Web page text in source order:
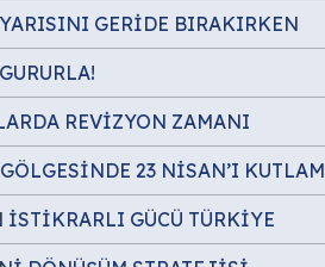
GERİDE BIRAKIRKEN
REVİZYON ZAMANI
23 NİSAN’I
İSTİKRARLI GÜCÜ TÜRKİYE